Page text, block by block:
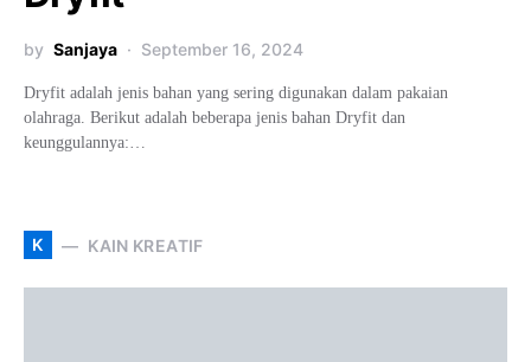
by Sanjaya September 16, 2024
Dryfit adalah jenis bahan yang sering digunakan dalam pakaian
olahraga. Berikut adalah beberapa jenis bahan Dryfit dan
keunggulannya:…
K KAIN KREATIF